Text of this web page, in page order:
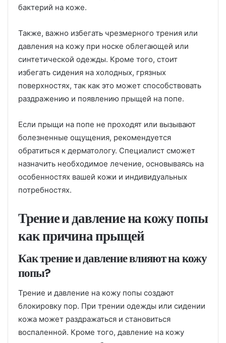
бактерий на коже.
Также, важно избегать чрезмерного трения или
давления на кожу при носке облегающей или
синтетической одежды. Кроме того, стоит
избегать сидения на холодных, грязных
поверхностях, так как это может способствовать
раздражению и появлению прыщей на попе.
Если прыщи на попе не проходят или вызывают
болезненные ощущения, рекомендуется
обратиться к дерматологу. Специалист сможет
назначить необходимое лечение, основываясь на
особенностях вашей кожи и индивидуальных
потребностях.
Трение и давление на кожу попы
как причина прыщей
Как трение и давление влияют на кожу
попы?
Трение и давление на кожу попы создают
блокировку пор. При трении одежды или сидении
кожа может раздражаться и становиться
воспаленной. Кроме того, давление на кожу